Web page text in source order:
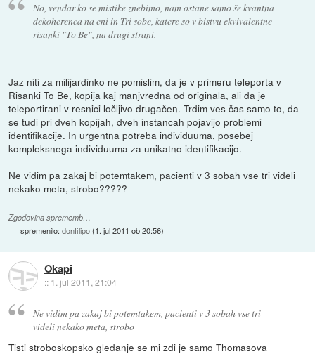
No, vendar ko se mistike znebimo, nam ostane samo še kvantna
dekoherenca na eni in Tri sobe, katere so v bistvu ekvivalentne
risanki "To Be", na drugi strani.
Jaz niti za milijardinko ne pomislim, da je v primeru teleporta v
Risanki To Be, kopija kaj manjvredna od originala, ali da je
teleportirani v resnici ločljivo drugačen. Trdim ves čas samo to, da
se tudi pri dveh kopijah, dveh instancah pojavijo problemi
identifikacije. In urgentna potreba individuuma, posebej
kompleksnega individuuma za unikatno identifikacijo.
Ne vidim pa zakaj bi potemtakem, pacienti v 3 sobah vse tri videli
nekako meta, strobo?????
Zgodovina sprememb…
spremenilo:donfilipo(1. jul 2011 ob 20:56)
Okapi
:: 1. jul 2011, 21:04
Ne vidim pa zakaj bi potemtakem, pacienti v 3 sobah vse tri
videli nekako meta, strobo
Tisti stroboskopsko gledanje se mi zdi je samo Thomasova